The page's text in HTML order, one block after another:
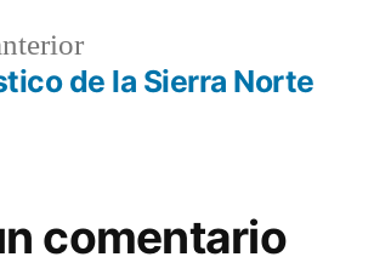
Entrada
anterior:
de la Sierra Norte
comentario